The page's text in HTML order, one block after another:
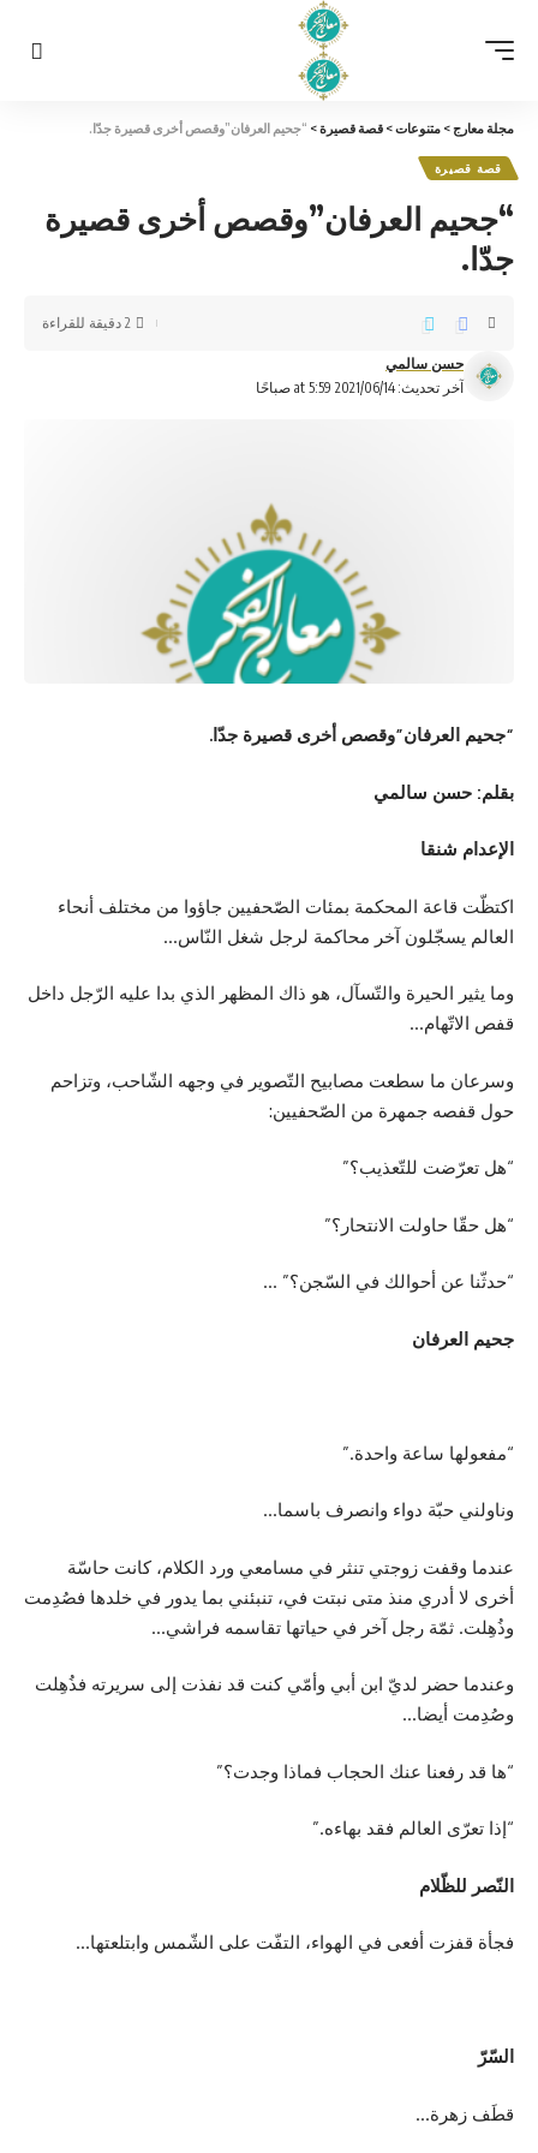
مجلة معارج> متنوعات> قصة قصيرة> “جحيم العرفان”وقصص أخرى قصيرة جدّا.
قصة قصيرة
“جحيم العرفان”وقصص أخرى قصيرة
جدّا.
آخر تحديث: 2021/06/14 at 5:59 صباحًا
حسن سالمي
2 دقيقة للقراءة
“جحيم العرفان”وقصص أخرى قصيرة جدّا.
بقلم: حسن سالمي
الإعدام شنقا
اكتظّت قاعة المحكمة بمئات الصّحفيين جاؤوا من مختلف أنحاء
العالم يسجّلون آخر محاكمة لرجل شغل النّاس…
وما يثير الحيرة والتّسآل، هو ذاك المظهر الذي بدا عليه الرّجل داخل
قفص الاتّهام…
وسرعان ما سطعت مصابيح التّصوير في وجهه الشّاحب، وتزاحم
حول قفصه جمهرة من الصّحفيين:
“هل تعرّضت للتّعذيب؟”
“هل حقّا حاولت الانتحار؟”
“حدثّنا عن أحوالك في السّجن؟” …
جحيم العرفان
“مفعولها ساعة واحدة.”
وناولني حبّة دواء وانصرف باسما…
عندما وقفت زوجتي تنثر في مسامعي ورد الكلام، كانت حاسّة
أخرى لا أدري منذ متى نبتت في، تنبئني بما يدور في خلدها فصُدِمت
وذُهِلت. ثمّة رجل آخر في حياتها تقاسمه فراشي…
وعندما حضر لديّ ابن أبي وأمّي كنت قد نفذت إلى سريرته فذُهِلت
وصُدِمت أيضا…
“ها قد رفعنا عنك الحجاب فماذا وجدت؟”
“إذا تعرّى العالم فقد بهاءه.”
النّصر للظّلام
فجأة قفزت أفعى في الهواء، التفّت على الشّمس وابتلعتها…
السّرّ
قطَف زهرة…